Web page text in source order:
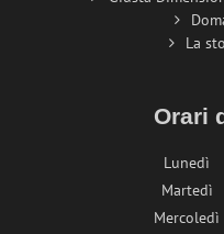
La
Orari
Lunedì
Martedì
Mercoledì